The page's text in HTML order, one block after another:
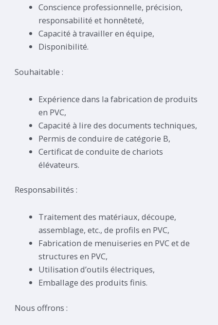
Conscience professionnelle, précision,
responsabilité et honnêteté,
Capacité à travailler en équipe,
Disponibilité.
Souhaitable :
Expérience dans la fabrication de produits
en PVC,
Capacité à lire des documents techniques,
Permis de conduire de catégorie B,
Certificat de conduite de chariots
élévateurs.
Responsabilités :
Traitement des matériaux, découpe,
assemblage, etc., de profils en PVC,
Fabrication de menuiseries en PVC et de
structures en PVC,
Utilisation d’outils électriques,
Emballage des produits finis.
Nous offrons :